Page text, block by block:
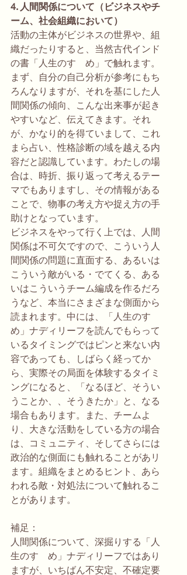
4. 人間関係について（ビジネスやチ
ーム、社会組織において）
活動の主体がビジネスの世界や、組
織だったりすると、当然古代インド
の書「人生のすゝめ」で触れます。
まず、自分の自己分析が参考にもち
ろんなりますが、それを基にした人
間関係の傾向、こんな出来事が起き
やすいなど、伝えてきます。それ
が、かなり的を得ていまして、これ
まら占い、性格診断の域を越える内
容だと認識しています。わたしの場
合は、時折、振り返って考えるテー
マでもありますし、その情報がある
ことで、物事の考え方や捉え方の手
助けとなっています。
ビジネスをやって行く上では、人間
関係は不可欠ですので、こういう人
間関係の問題に直面する、あるいは
こういう敵がいる・でてくる、ある
いはこういうチーム編成を作るだろ
うなど、本当にさまざまな側面から
読まれます。中には、「人生のすゝ
め」ナディリーフを読んでもらって
いるタイミングではピンと来ない内
容であっても、しばらく経ってか
ら、実際その局面を体験するタイミ
ングになると、「なるほど、そうい
うことか、、そうきたか」と、なる
場合もあります。また、チームよ
り、大きな活動をしている方の場合
は、コミュニティ、そしてさらには
政治的な側面にも触れることがあリ
ます。組織をまとめるヒント、あら
われる敵・対処法について触れるこ
とがあります。
補足：
人間関係について、深掘りする「人
生のすゝめ」ナディリーフではあり
ますが、いちばん不安定、不確定要